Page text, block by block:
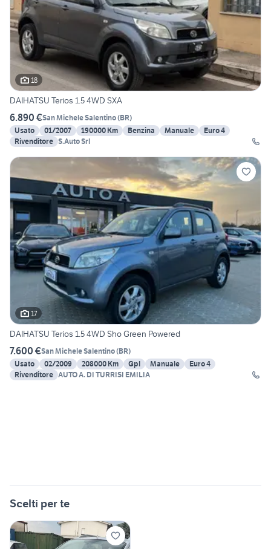
18
DAIHATSU Terios 1.5 4WD SXA
6.890 €San Michele Salentino(BR)
Usato
01/2007 190000 Km Benzina Manuale
Euro 4
Rivenditore S.Auto Srl
17
DAIHATSU Terios 1.5 4WD Sho Green Powered
7.600 €San Michele Salentino(BR)
Usato
02/2009 208000 Km Gpl Manuale
Euro 4
Rivenditore AUTO A. DI TURRISI EMILIA
Scelti per te